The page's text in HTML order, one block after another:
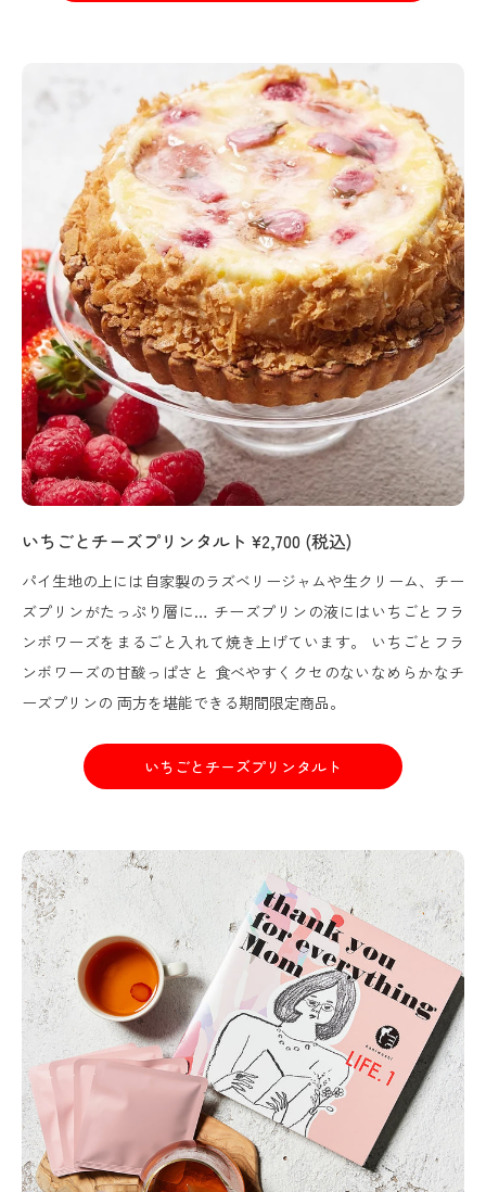
いちごとチーズプリンタルト ¥2,700 (税込)
パイ生地の上には自家製のラズベリージャムや生クリーム、チー
ズプリンがたっぷり層に… チーズプリンの液にはいちごとフラ
ンボワーズをまるごと入れて焼き上げています。 いちごとフラ
ンボワーズの甘酸っぱさと 食べやすくクセのないなめらかなチ
ーズプリンの 両方を堪能できる期間限定商品。
いちごとチーズプリンタルト